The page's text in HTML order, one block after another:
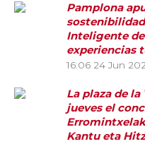
Pamplona
Inteligente
experiencias
16:06 24 Jun
La plaza de
jueves el
Kantu eta